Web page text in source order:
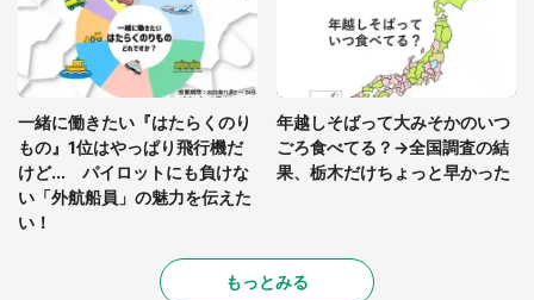
一緒に働きたい『はたらくのり
もの』1位はやっぱり飛行機だ
けど... パイロットにも負けな
い「外航船員」の魅力を伝えた
い！
年越しそばって大みそかのいつ
ごろ食べてる？→全国調査の結
果、栃木だけちょっと早かった
もっとみる